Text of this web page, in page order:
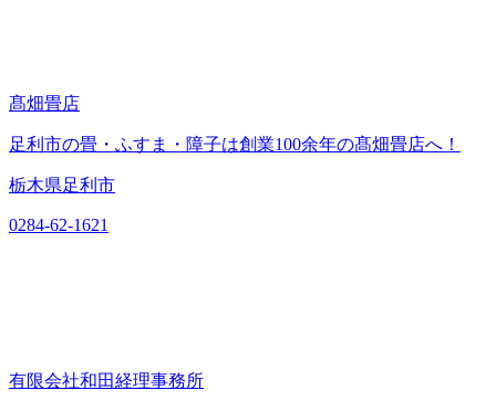
髙畑畳店
足利市の畳・ふすま・障子は創業100余年の髙畑畳店へ！
栃木県足利市
0284-62-1621
有限会社和田経理事務所